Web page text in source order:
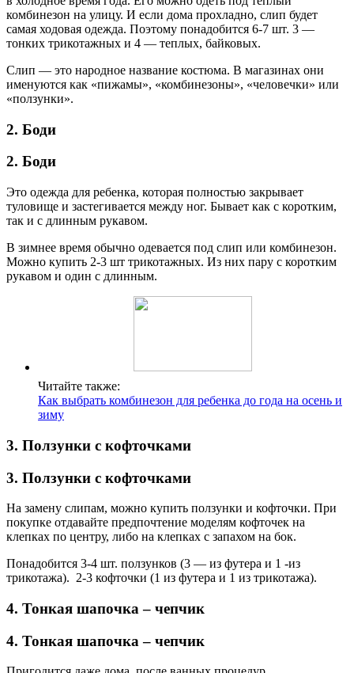
комбинезон на улицу. И если дома прохладно, слип будет
самая ходовая одежда. Поэтому понадобится 6-7 шт. 3 —
тонких трикотажных и 4 — теплых, байковых.
Слип — это народное название костюма. В магазинах они
именуются как «пижамы», «комбинезоны», «человечки» или
«ползунки».
2. Боди
2. Боди
Это одежда для ребенка, которая полностью закрывает
туловище и застегивается между ног. Бывает как с коротким,
так и с длинным рукавом.
В зимнее время обычно одевается под слип или комбинезон.
Можно купить 2-3 шт трикотажных. Из них пару с коротким
рукавом и один с длинным.
Читайте также:
Как выбрать комбинезон для ребенка до года на осень и
зиму
3. Ползунки с кофточками
3. Ползунки с кофточками
На замену слипам, можно купить ползунки и кофточки. При
покупке отдавайте предпочтение моделям кофточек на
клепках по центру, либо на клепках с запахом на бок.
Понадобится 3-4 шт. ползунков (3 — из футера и 1 -из
трикотажа). 2-3 кофточки (1 из футера и 1 из трикотажа).
4. Тонкая шапочка – чепчик
4. Тонкая шапочка – чепчик